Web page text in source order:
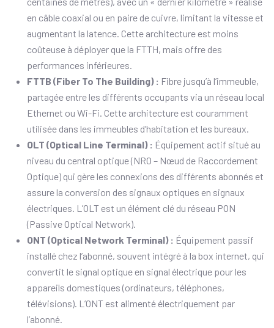
en câble coaxial ou en paire de cuivre, limitant la vitesse et
augmentant la latence. Cette architecture est moins
coûteuse à déployer que la FTTH, mais offre des
performances inférieures.
FTTB (Fiber To The Building) : Fibre jusqu’à l’immeuble,
partagée entre les différents occupants via un réseau local
Ethernet ou Wi-Fi. Cette architecture est couramment
utilisée dans les immeubles d’habitation et les bureaux.
OLT (Optical Line Terminal) : Équipement actif situé au
niveau du central optique (NRO – Nœud de Raccordement
Optique) qui gère les connexions des différents abonnés et
assure la conversion des signaux optiques en signaux
électriques. L’OLT est un élément clé du réseau PON
(Passive Optical Network).
ONT (Optical Network Terminal) : Équipement passif
installé chez l’abonné, souvent intégré à la box internet, qui
convertit le signal optique en signal électrique pour les
appareils domestiques (ordinateurs, téléphones,
télévisions). L’ONT est alimenté électriquement par
l’abonné.